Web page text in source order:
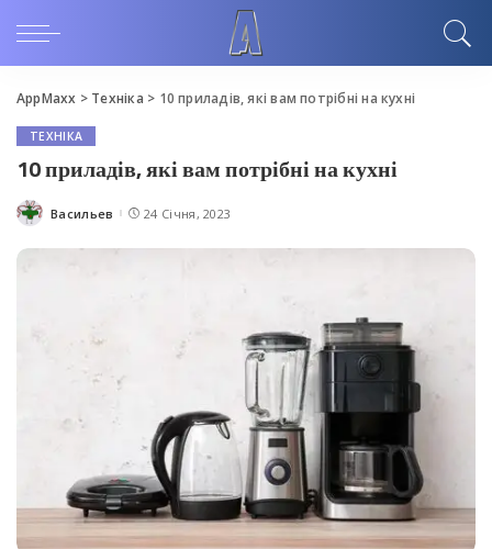
AppMaxx > Техніка > 10 приладів, які вам потрібні на кухні
ТЕХНІКА
10 приладів, які вам потрібні на кухні
Posted
Васильев 24 Січня, 2023